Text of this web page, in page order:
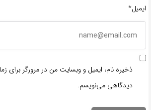
ایمیل*
ذخیره نام، ایمیل و وبسایت من در مرورگر برای
دیدگاهی می‌نویسم.